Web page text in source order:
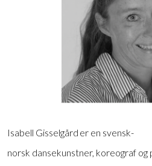
Isabell Gisselgård er en svensk-
norsk dansekunstner, koreograf og